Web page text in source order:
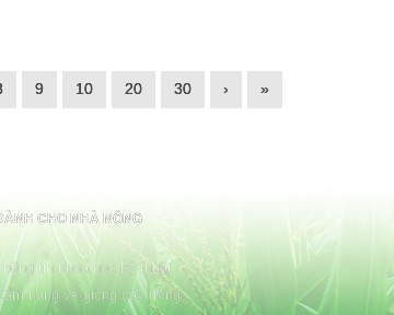
9 10 20 30 › »
CHO NHÀ NÔNG
tin khoa học kỹ thuật
nang về giống cây trồng